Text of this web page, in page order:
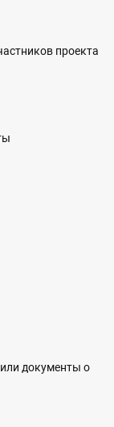
проекта
документы о